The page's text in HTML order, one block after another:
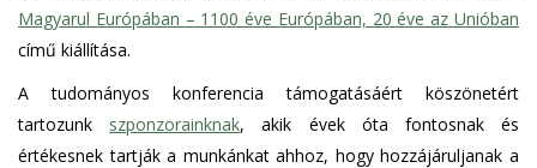
Magyarul Európában – 1100 éve Európában, 20 éve az Unióban
című kiállítása.
A tudományos konferencia támogatásáért köszönetért
tartozunk szponzorainknak, akik évek óta fontosnak és
értékesnek tartják a munkánkat ahhoz, hogy hozzájáruljanak a